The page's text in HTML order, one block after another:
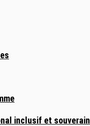
inclusif et souverain